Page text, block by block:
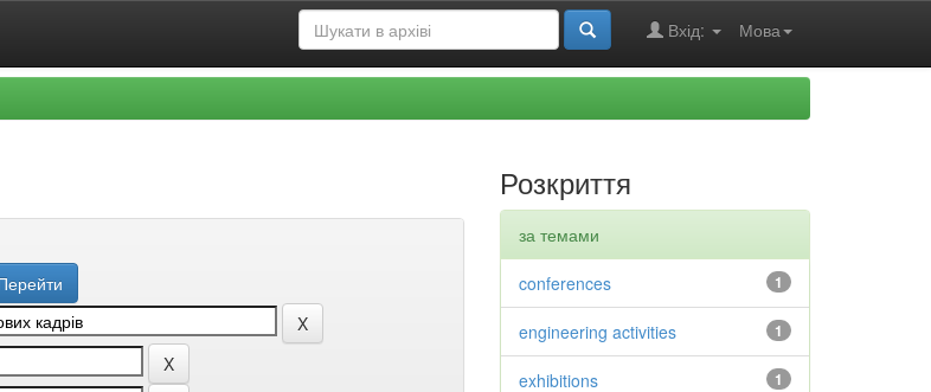
Мова
Вхід:
Розкриття
за темами
1
conferences
1
engineering activities
1
exhibitions